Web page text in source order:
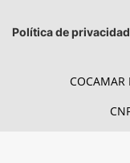
Política de
COCAMAR